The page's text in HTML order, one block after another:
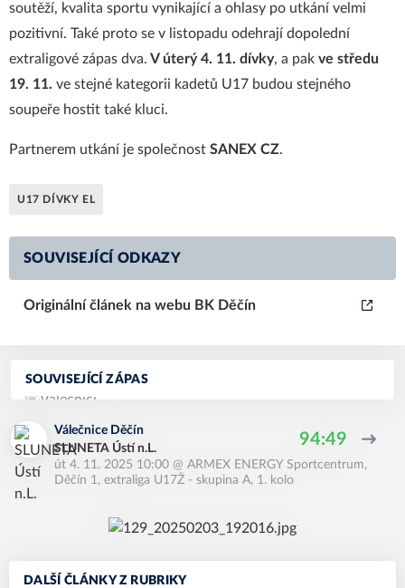
DALŠÍ ČLÁNKY Z RUBRIKY
soutěží, kvalita sportu vynikající a ohlasy po utkání velmi
pozitivní. Také proto se v listopadu odehrají dopolední
extraligové zápas dva. V úterý 4. 11. dívky, a pak ve středu
19. 11. ve stejné kategorii kadetů U17 budou stejného
soupeře hostit také kluci.
Partnerem utkání je společnost SANEX CZ.
U17 DÍVKY EL
SOUVISEJÍCÍ ODKAZY
Originální článek na webu BK Děčín
SOUVISEJÍCÍ ZÁPAS
Válečnice Děčín
SLUNETA Ústí n.L.
94:49
út 4. 11. 2025 10:00 @ ARMEX ENERGY Sportcentrum,
Děčín 1, extraliga U17Ž - skupina A, 1. kolo